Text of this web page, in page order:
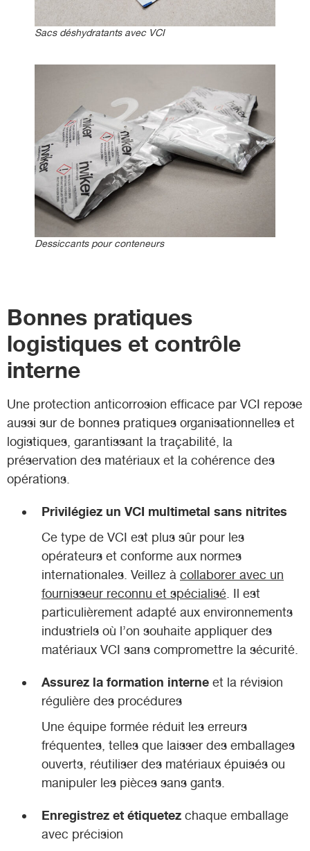
Sacs déshydratants avec VCI
Dessiccants pour conteneurs
Bonnes pratiques
logistiques et contrôle
interne
Une protection anticorrosion efficace par VCI repose
aussi sur de bonnes pratiques organisationnelles et
logistiques, garantissant la traçabilité, la
préservation des matériaux et la cohérence des
opérations.
Privilégiez un VCI multimetal sans nitrites
Ce type de VCI est plus sûr pour les
opérateurs et conforme aux normes
internationales. Veillez à collaborer avec un
fournisseur reconnu et spécialisé . Il est
particulièrement adapté aux environnements
industriels où l’on souhaite appliquer des
matériaux VCI sans compromettre la sécurité.
Assurez la formation interne et la révision
régulière des procédures
Une équipe formée réduit les erreurs
fréquentes, telles que laisser des emballages
ouverts, réutiliser des matériaux épuisés ou
manipuler les pièces sans gants.
Enregistrez et étiquetez chaque emballage
avec précision